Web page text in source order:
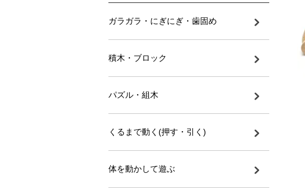
ガラガラ・にぎにぎ・歯固め
積木・ブロック
パズル・組木
くるまで動く(押す・引く)
体を動かして遊ぶ